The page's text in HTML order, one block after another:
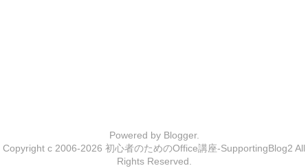
Powered by Blogger.
Copyright c 2006-2026 初心者のためのOffice講座-SupportingBlog2 All
Rights Reserved.